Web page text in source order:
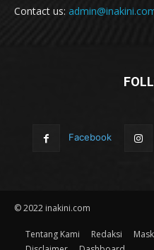
Contact us:
Facebook
© 2022 inakini.com
Tentang Kami Redaksi